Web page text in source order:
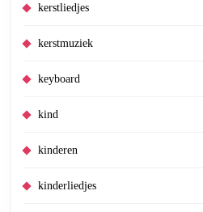
kerstliedjes
kerstmuziek
keyboard
kind
kinderen
kinderliedjes